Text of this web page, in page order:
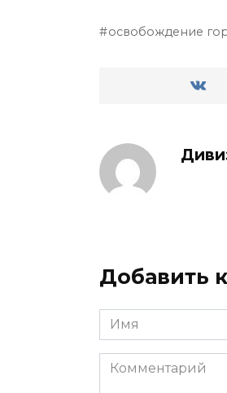
освобождение
Добавить
Имя
Комментарий